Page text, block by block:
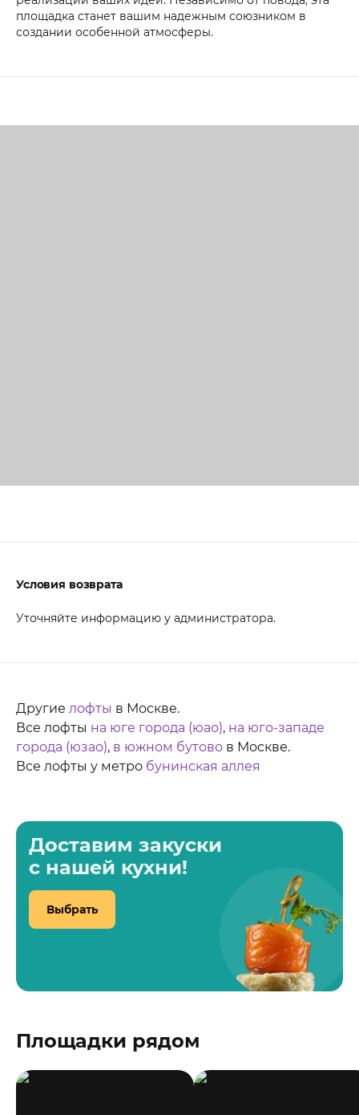
площадка станет вашим надежным союзником в
создании особенной атмосферы.
Условия возврата
Уточняйте информацию у администратора.
Другие лофты в Москве.
Все лофты на юге города (юао), на юго-западе
города (юзао), в южном бутово в Москве.
Все лофты у метро бунинская аллея
Доставим закуски
с нашей кухни!
Выбрать
Площадки рядом